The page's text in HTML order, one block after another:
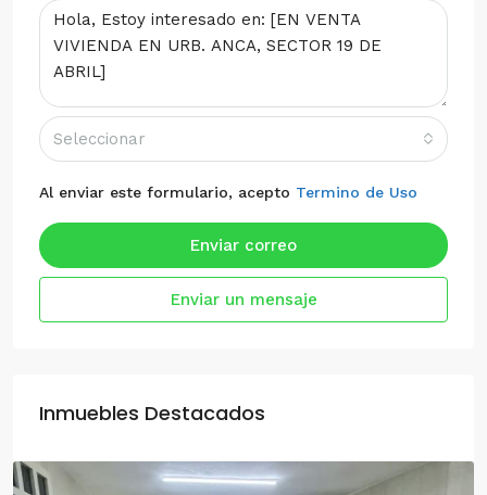
Seleccionar
Al enviar este formulario, acepto Termino de Uso
Enviar correo
Enviar un mensaje
Inmuebles Destacados